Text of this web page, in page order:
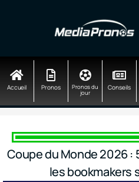
Accueil Pronos Pronos du
jour
Conseils
Coupe du Monde 2026 :
les bookmakers